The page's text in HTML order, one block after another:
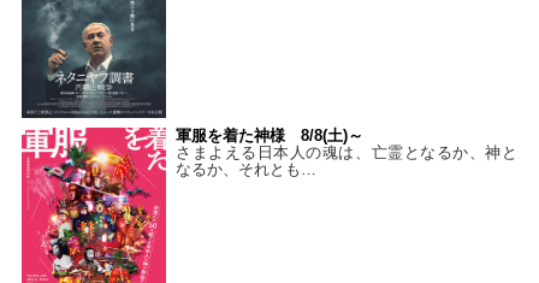
軍服を着た神様 8/8(土)～
さまよえる日本人の魂は、亡霊となるか、神と
なるか、それとも…